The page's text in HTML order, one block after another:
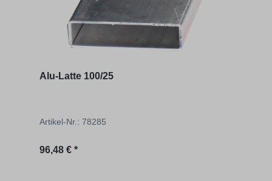
Alu-Latte 100/25
Artikel-Nr.: 78285
Regulärer Preis:
96,48 € *